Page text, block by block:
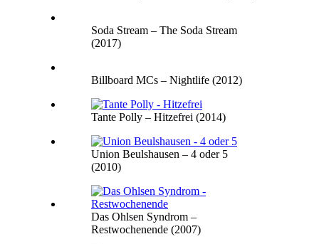
Soda Stream – The Soda Stream
(2017)
Billboard MCs – Nightlife (2012)
Tante Polly – Hitzefrei (2014)
Union Beulshausen – 4 oder 5
(2010)
Das Ohlsen Syndrom –
Restwochenende (2007)